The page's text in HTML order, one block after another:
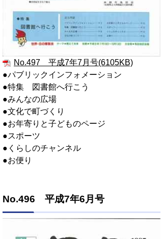
No.497 平成7年7月号(6105KB)
●パブリックインフォメーション
●特集 図書館へ行こう
●みんなの広場
●文化で町づくり
●お年寄りと子どものページ
●スポーツ
●くらしのチャンネル
●お便り
No.496 平成7年6月号